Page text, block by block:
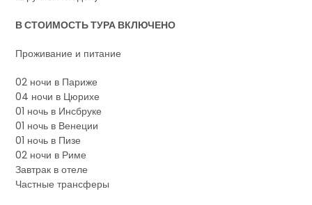
В СТОИМОСТЬ ТУРА ВКЛЮЧЕНО
Проживание и питание
02 ночи в Париже
04 ночи в Цюрихе
01 ночь в Инсбруке
01 ночь в Венеции
01 ночь в Пизе
02 ночи в Риме
Завтрак в отеле
Частные трансферы